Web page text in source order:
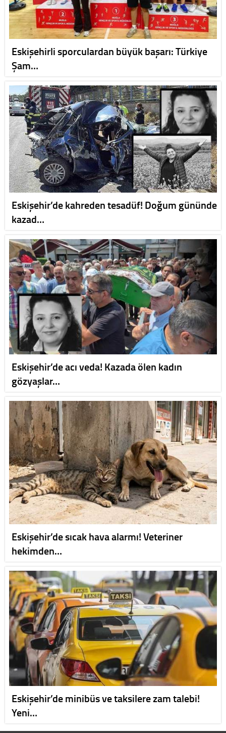
Eskişehirli sporculardan büyük başarı: Türkiye
Şam…
Eskişehir’de kahreden tesadüf! Doğum gününde
kazad…
Eskişehir’de acı veda! Kazada ölen kadın
gözyaşlar…
Eskişehir’de sıcak hava alarmı! Veteriner
hekimden…
Eskişehir’de minibüs ve taksilere zam talebi!
Yeni…